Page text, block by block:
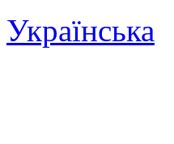
Українська